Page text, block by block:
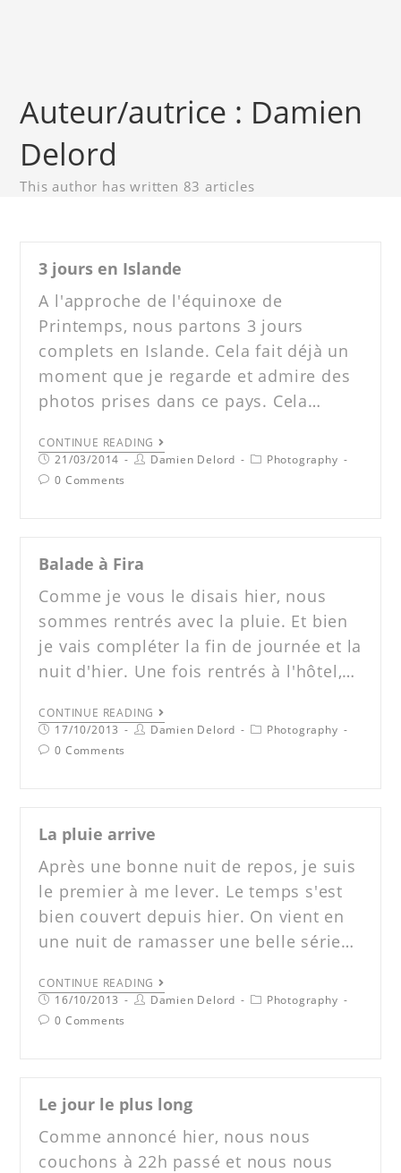
Auteur/autrice : Damien
Delord
This author has written 83 articles
3 jours en Islande
A l'approche de l'équinoxe de
Printemps, nous partons 3 jours
complets en Islande. Cela fait déjà un
moment que je regarde et admire des
photos prises dans ce pays. Cela…
CONTINUE READING
21/03/2014
Damien Delord
Photography
0 Comments
Balade à Fira
Comme je vous le disais hier, nous
sommes rentrés avec la pluie. Et bien
je vais compléter la fin de journée et la
nuit d'hier. Une fois rentrés à l'hôtel,…
CONTINUE READING
17/10/2013
Damien Delord
Photography
0 Comments
La pluie arrive
Après une bonne nuit de repos, je suis
le premier à me lever. Le temps s'est
bien couvert depuis hier. On vient en
une nuit de ramasser une belle série…
CONTINUE READING
16/10/2013
Damien Delord
Photography
0 Comments
Le jour le plus long
Comme annoncé hier, nous nous
couchons à 22h passé et nous nous